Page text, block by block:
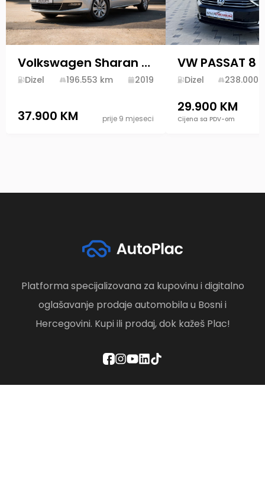
Volkswagen Sharan 2.0 TDI 2019 Diesel
Dizel 196.553 km 2019
37.900 KM prije 9 mjeseci
Dizel 238.000
29.900 KM
Cijena sa PDV-om
Platforma specijalizovana za kupovinu i digitalno
oglašavanje prodaje automobila u Bosni i
Hercegovini. Kupi ili prodaj, dok kažeš Plac!